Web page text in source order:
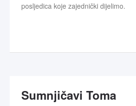
posljedica koje zajednički dijelimo.
Sumnjičavi Toma